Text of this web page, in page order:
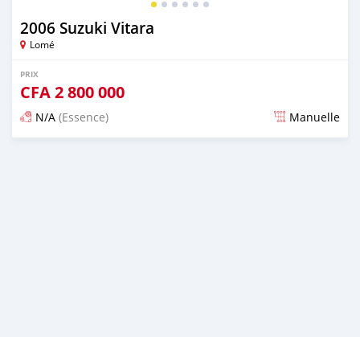
2006 Suzuki Vitara
Lomé
PRIX
CFA2 800 000
N/A (Essence) Manuelle